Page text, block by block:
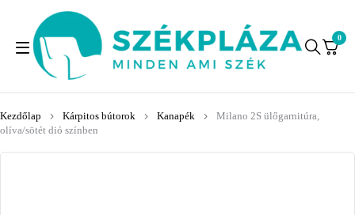
0
Kezdőlap Kárpitos bútorok Kanapék
Milano 2S ülőgarnitúra,
olíva/sötét dió színben